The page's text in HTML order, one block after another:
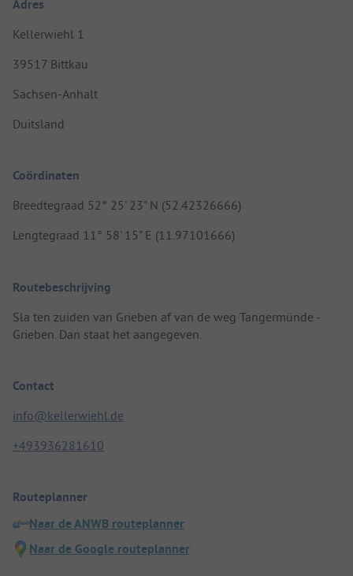
Adres
Kellerwiehl 1
39517 Bittkau
Sachsen-Anhalt
Duitsland
Coördinaten
Breedtegraad 52° 25' 23" N (52.42326666)
Lengtegraad 11° 58' 15" E (11.97101666)
Routebeschrijving
Sla ten zuiden van Grieben af van de weg Tangermünde -
Grieben. Dan staat het aangegeven.
Contact
info@kellerwiehl.de
+493936281610
Routeplanner
Naar de ANWB routeplanner
Naar de Google routeplanner